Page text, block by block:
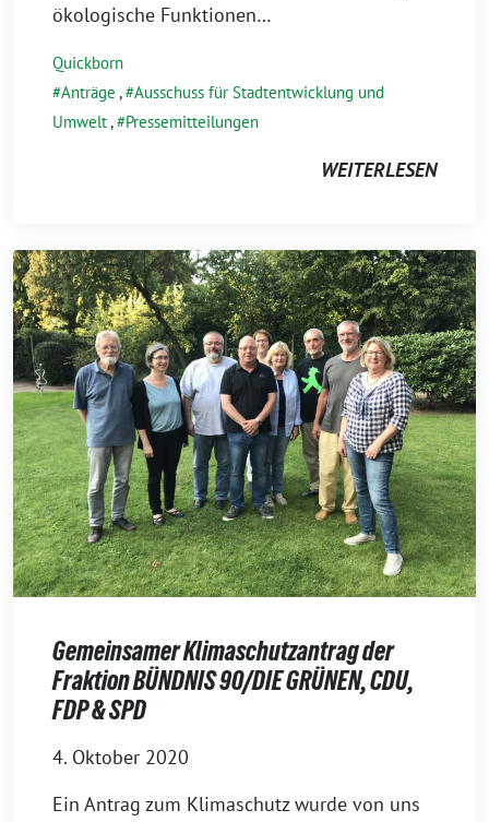
ökologische Funktionen…
Quickborn
Anträge , Ausschuss für Stadtentwicklung und
Umwelt, Pressemitteilungen
WEITERLESEN
Gemeinsamer Klimaschutzantrag der
Fraktion BÜNDNIS 90/DIE GRÜNEN, CDU,
FDP & SPD
4. Oktober 2020
Ein Antrag zum Klimaschutz wurde von uns